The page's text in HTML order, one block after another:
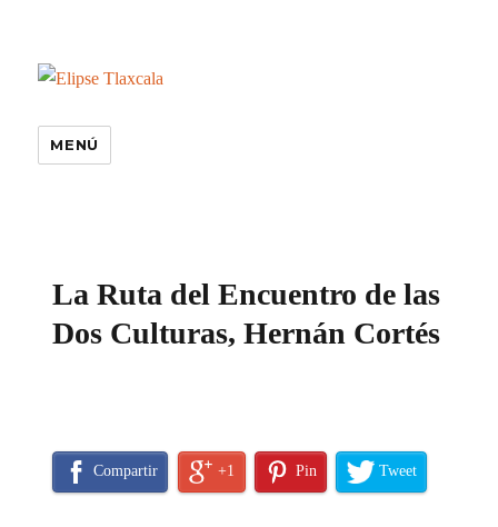
MENÚ
La Ruta del Encuentro de las
Dos Culturas, Hernán Cortés
Compartir +1 Pin Tweet